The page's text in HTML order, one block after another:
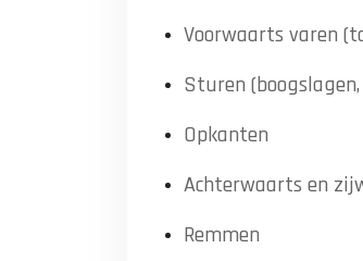
Voorwaarts varen
Sturen
Opkanten
Achterwaarts en
Remmen